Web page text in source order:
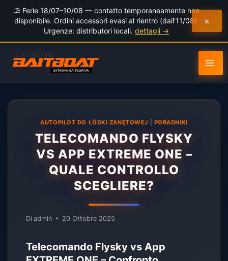
⛱️ Ferie 18/07–10/08 — contatto temporaneamente non
disponibile. Ordini accessori evasi al rientro (dall'11/08).
Urgenze: distributori locali. dettagli →
×
al
contenuto
AUTOPILOT DO ŁÓDKI ZANĘTOWEJ PORADNIKI
TELECOMANDO FLYSKY
VS APP EXTREME ONE –
QUALE CONTROLLO
SCEGLIERE?
Di admin 20 Ottobre 2025
Telecomando Flysky vs App